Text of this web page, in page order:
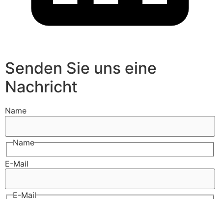
Senden Sie uns eine
Nachricht
Name
Name
E-Mail
E-Mail